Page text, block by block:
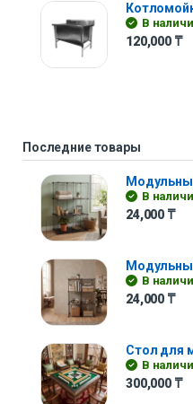
В
120,000 ₸
Последние товары
В
24,000 ₸
В
24,000 ₸
Стол для
В
300,000 ₸